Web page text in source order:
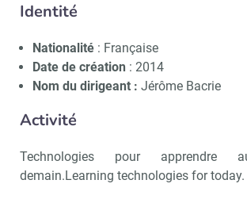
Identité
Nationalité: Française
Date de création : 2014
Nom du dirigeant : Jérôme Bacrie
Activité
Technologies pour apprendre
demain.Learning technologies for